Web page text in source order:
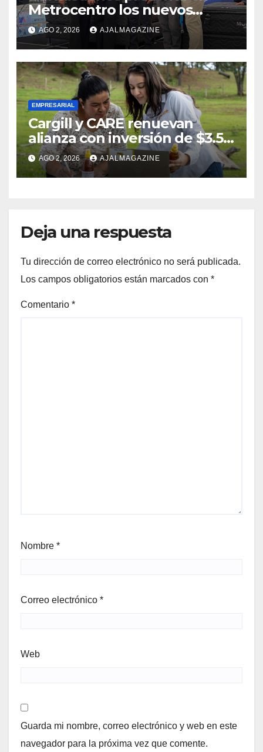
Metrocentro los nuevos
modelos Muna Care de
Comfort Life: Innovación y
calidad en descanso
AGO 2, 2026 AJALMAGAZINE
EMPRESARIAL
Cargill y CARE renuevan
alianza con inversión de $3.5
millones para el desarrollo de
mujeres rurales en
Centroamérica
AGO 2, 2026 AJALMAGAZINE
Deja una respuesta
Tu dirección de correo electrónico no será publicada.
Los campos obligatorios están marcados con *
Comentario *
Nombre *
Correo electrónico *
Web
Guarda mi nombre, correo electrónico y web en este
navegador para la próxima vez que comente.